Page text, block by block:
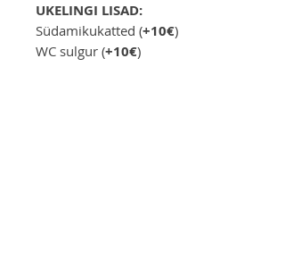
UKELINGI LISAD:
Südamikukatted (+10€)
WC sulgur (+10€)